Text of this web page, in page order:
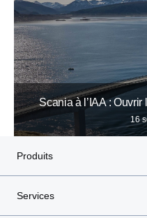
Scania à l’IAA :
16
Produits
Services